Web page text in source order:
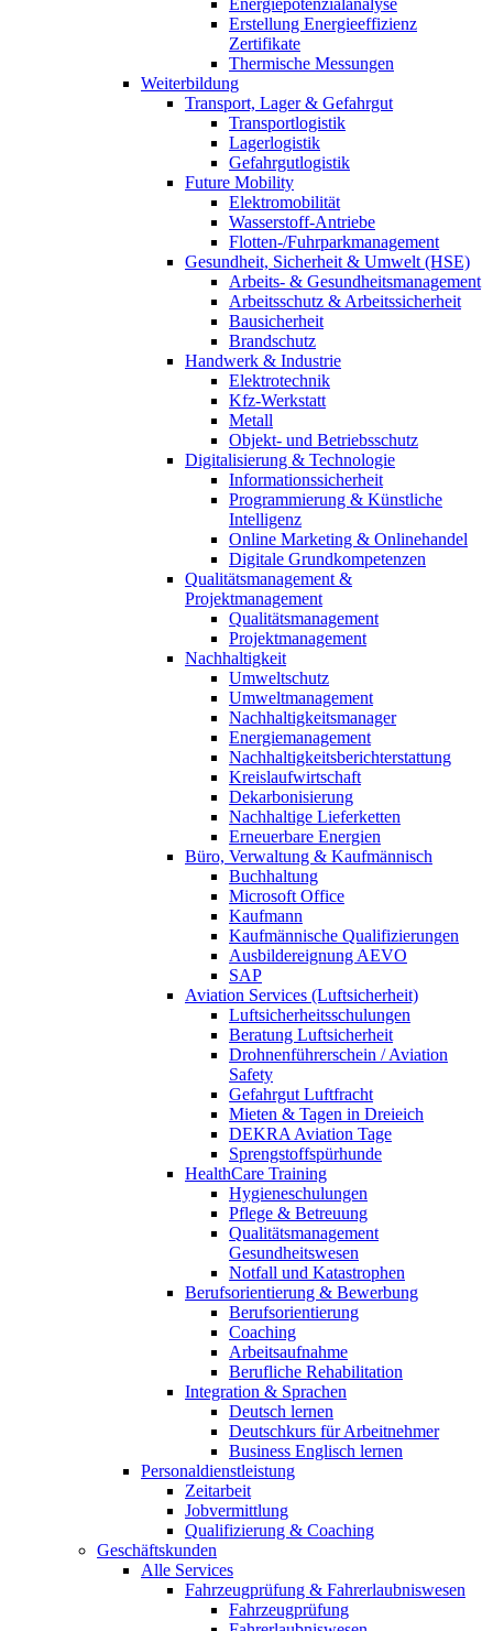
Erstellung Energieeffizienz
Zertifikate
Thermische Messungen
Weiterbildung
Transport, Lager & Gefahrgut
Transportlogistik
Lagerlogistik
Gefahrgutlogistik
Future Mobility
Elektromobilität
Wasserstoff-Antriebe
Flotten-/Fuhrparkmanagement
Gesundheit, Sicherheit & Umwelt (HSE)
Arbeits- & Gesundheitsmanagement
Arbeitsschutz & Arbeitssicherheit
Bausicherheit
Brandschutz
Handwerk & Industrie
Elektrotechnik
Kfz-Werkstatt
Metall
Objekt- und Betriebsschutz
Digitalisierung & Technologie
Informationssicherheit
Programmierung & Künstliche
Intelligenz
Online Marketing & Onlinehandel
Digitale Grundkompetenzen
Qualitätsmanagement &
Projektmanagement
Qualitätsmanagement
Projektmanagement
Nachhaltigkeit
Umweltschutz
Umweltmanagement
Nachhaltigkeitsmanager
Energiemanagement
Nachhaltigkeitsberichterstattung
Kreislaufwirtschaft
Dekarbonisierung
Nachhaltige Lieferketten
Erneuerbare Energien
Büro, Verwaltung & Kaufmännisch
Buchhaltung
Microsoft Office
Kaufmann
Kaufmännische Qualifizierungen
Ausbildereignung AEVO
SAP
Aviation Services (Luftsicherheit)
Luftsicherheitsschulungen
Beratung Luftsicherheit
Drohnenführerschein / Aviation
Safety
Gefahrgut Luftfracht
Mieten & Tagen in Dreieich
DEKRA Aviation Tage
Sprengstoffspürhunde
HealthCare Training
Hygieneschulungen
Pflege & Betreuung
Qualitätsmanagement
Gesundheitswesen
Notfall und Katastrophen
Berufsorientierung & Bewerbung
Berufsorientierung
Coaching
Arbeitsaufnahme
Berufliche Rehabilitation
Integration & Sprachen
Deutsch lernen
Deutschkurs für Arbeitnehmer
Business Englisch lernen
Personaldienstleistung
Zeitarbeit
Jobvermittlung
Qualifizierung & Coaching
Geschäftskunden
Alle Services
Fahrzeugprüfung & Fahrerlaubniswesen
Fahrzeugprüfung